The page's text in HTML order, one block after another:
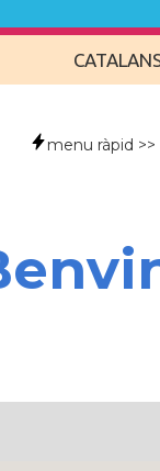
menu ràpid >>